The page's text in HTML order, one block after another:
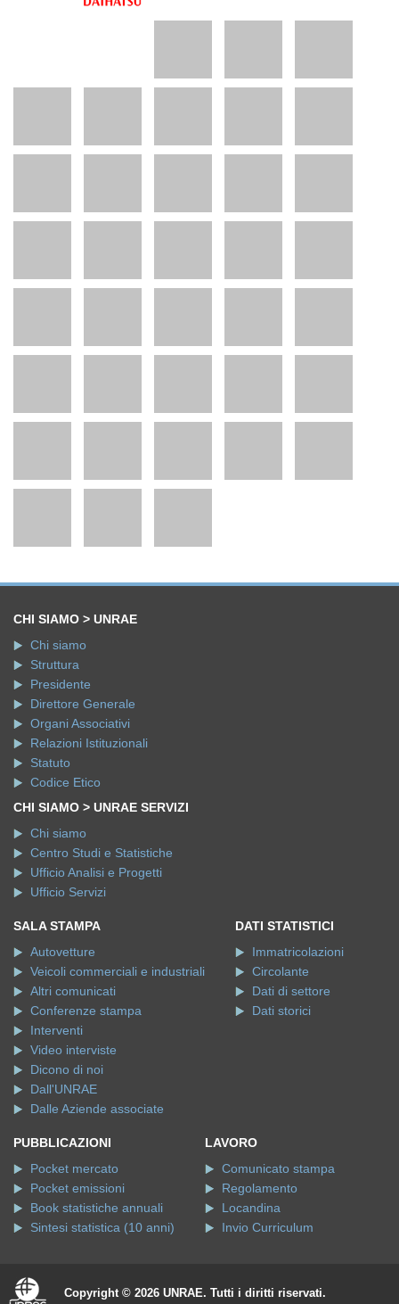
CHI SIAMO > UNRAE
Chi siamo
Struttura
Presidente
Direttore Generale
Organi Associativi
Relazioni Istituzionali
Statuto
Codice Etico
CHI SIAMO > UNRAE SERVIZI
Chi siamo
Centro Studi e Statistiche
Ufficio Analisi e Progetti
Ufficio Servizi
SALA STAMPA
Autovetture
Veicoli commerciali e industriali
Altri comunicati
Conferenze stampa
Interventi
Video interviste
Dicono di noi
Dall'UNRAE
Dalle Aziende associate
DATI STATISTICI
Immatricolazioni
Circolante
Dati di settore
Dati storici
PUBBLICAZIONI
Pocket mercato
Pocket emissioni
Book statistiche annuali
Sintesi statistica (10 anni)
LAVORO
Comunicato stampa
Regolamento
Locandina
Invio Curriculum
Copyright © 2026 UNRAE. Tutti i diritti riservati.